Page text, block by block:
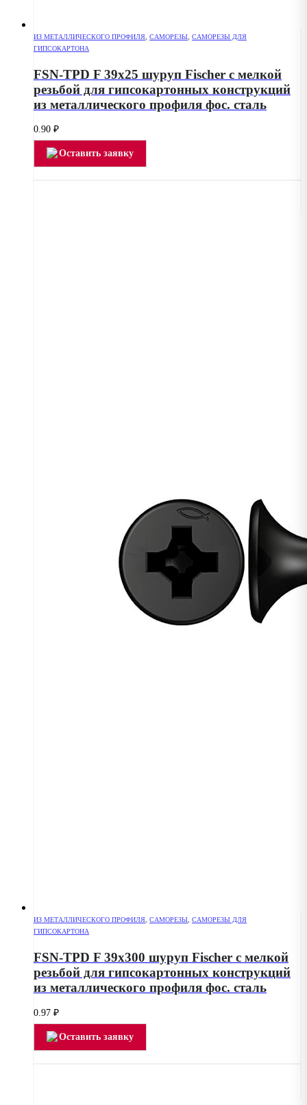
ИЗ МЕТАЛЛИЧЕСКОГО ПРОФИЛЯ САМОРЕЗЫ САМОРЕЗЫ ДЛЯ
ГИПСОКАРТОНА
FSN-TPD F 39х25 шуруп Fischer с мелкой
резьбой для гипсокартонных конструкций
из металлического профиля фос. сталь
0.90 ₽
Оставить заявку
ИЗ МЕТАЛЛИЧЕСКОГО ПРОФИЛЯ, САМОРЕЗЫ, САМОРЕЗЫ ДЛЯ
ГИПСОКАРТОНА
FSN-TPD F 39х300 шуруп Fischer с мелкой
резьбой для гипсокартонных конструкций
из металлического профиля фос. сталь
0.97 ₽
Оставить заявку